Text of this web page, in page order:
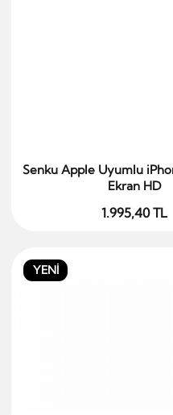
Sepete Ekle
Senku Apple Uyumlu
Ekran HD
1.995,40 TL
YENİ